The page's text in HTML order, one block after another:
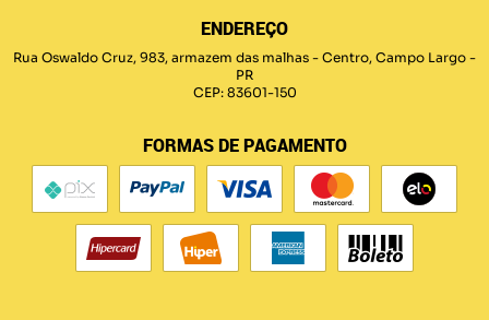
ENDEREÇO
Rua Oswaldo Cruz, 983, armazem das malhas - Centro, Campo Largo -
PR
CEP: 83601-150
FORMAS DE PAGAMENTO